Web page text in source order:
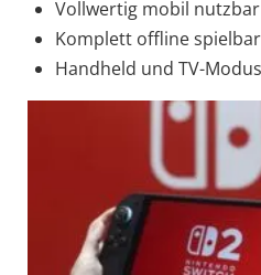
Vollwertig mobil nutzbar
Komplett offline spielbar
Handheld und TV-